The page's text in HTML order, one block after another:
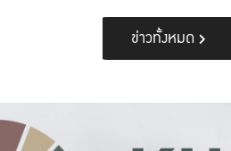
ข่าวทั้งหมด